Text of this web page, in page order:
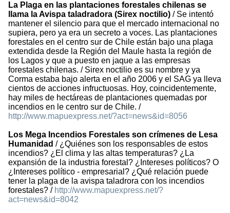
La Plaga en las plantaciones forestales chilenas se
llama la Avispa taladradora (Sirex noctilio) / Se intentó
mantener el silencio para que el mercado internacional no
supiera, pero ya era un secreto a voces. Las plantaciones
forestales en el centro sur de Chile están bajo una plaga
extendida desde la Región del Maule hasta la región de
los Lagos y que a puesto en jaque a las empresas
forestales chilenas. / Sirex noctilio es su nombre y ya
Corma estaba bajo alerta en el año 2006 y el SAG ya lleva
cientos de acciones infructuosas. Hoy, coincidentemente,
hay miles de hectáreas de plantaciones quemadas por
incendios en le centro sur de Chile. /
http://www.mapuexpress.net/?act=news&id=8056
Los Mega Incendios Forestales son crímenes de Lesa
Humanidad / ¿Quiénes son los responsables de estos
incendios? ¿El clima y las altas temperaturas? ¿La
expansión de la industria forestal? ¿Intereses políticos? O
¿Intereses político - empresarial? ¿Qué relación puede
tener la plaga de la avispa taladrora con los incendios
forestales? / http://www.mapuexpress.net/?
act=news&id=8042